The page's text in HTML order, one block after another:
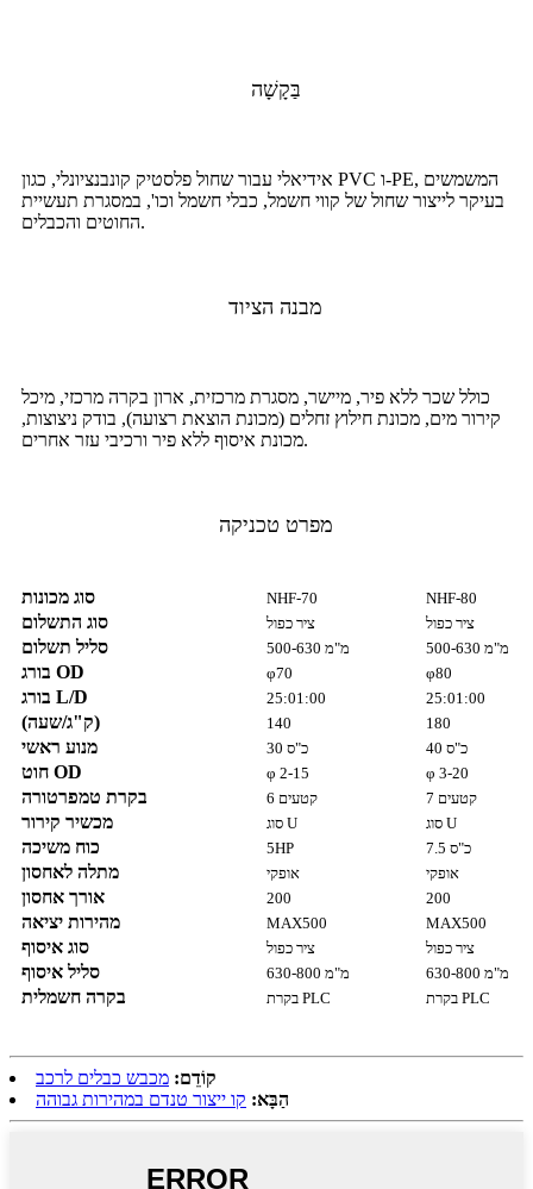
בַּקָשָׁה
אידיאלי עבור שחול פלסטיק קונבנציונלי, כגון PVC ו-PE, המשמשים
בעיקר לייצור שחול של קווי חשמל, כבלי חשמל וכו', במסגרת תעשיית
החוטים והכבלים.
מבנה הציוד
כולל שכר ללא פיר, מיישר, מסגרת מרכזית, ארון בקרה מרכזי, מיכל
קירור מים, מכונת חילוץ זחלים (מכונת הוצאת רצועה), בודק ניצוצות,
מכונת איסוף ללא פיר ורכיבי עזר אחרים.
מפרט טכניקה
סוג מכונות NHF-70 NHF-80
סוג התשלום ציר כפול ציר כפול
סליל תשלום 500-630 מ"מ 500-630 מ"מ
בורג OD φ70 φ80
בורג L/D 25:01:00 25:01:00
(ק"ג/שעה) 140 180
מנוע ראשי 30 כ"ס 40 כ"ס
חוט OD φ 2-15 φ 3-20
בקרת טמפרטורה 6 קטעים 7 קטעים
מכשיר קירור סוג U סוג U
כוח משיכה 5HP 7.5 כ"ס
מתלה לאחסון אופקי אופקי
אורך אחסון 200 200
מהירות יציאה MAX500 MAX500
סוג איסוף ציר כפול ציר כפול
סליל איסוף 630-800 מ"מ 630-800 מ"מ
בקרה חשמלית בקרת PLC בקרת PLC
קוֹדֵם: מכבש כבלים לרכב
הַבָּא: קו ייצור טנדם במהירות גבוהה